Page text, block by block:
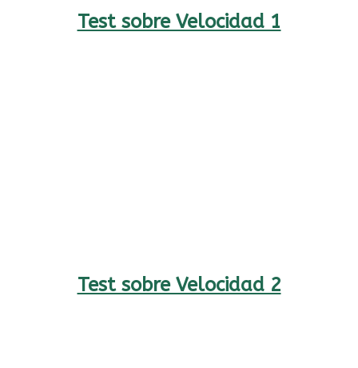
Test sobre Velocidad 1
Test sobre Velocidad 2